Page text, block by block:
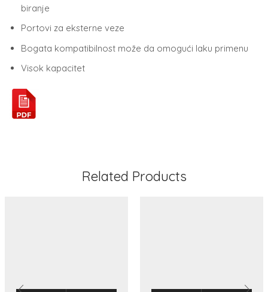
biranje
Portovi za eksterne veze
Bogata kompatibilnost može da omogući laku primenu
Visok kapacitet
Related Products